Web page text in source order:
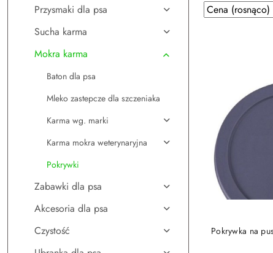
Przysmaki dla psa
Sucha karma
Mokra karma
Baton dla psa
Mleko zastepcze dla szczeniaka
Karma wg. marki
Karma mokra weterynaryjna
Pokrywki
Zabawki dla psa
Akcesoria dla psa
Czystość
Zastosowano
sortowanie:
Sortuj
według
Pokrywka na